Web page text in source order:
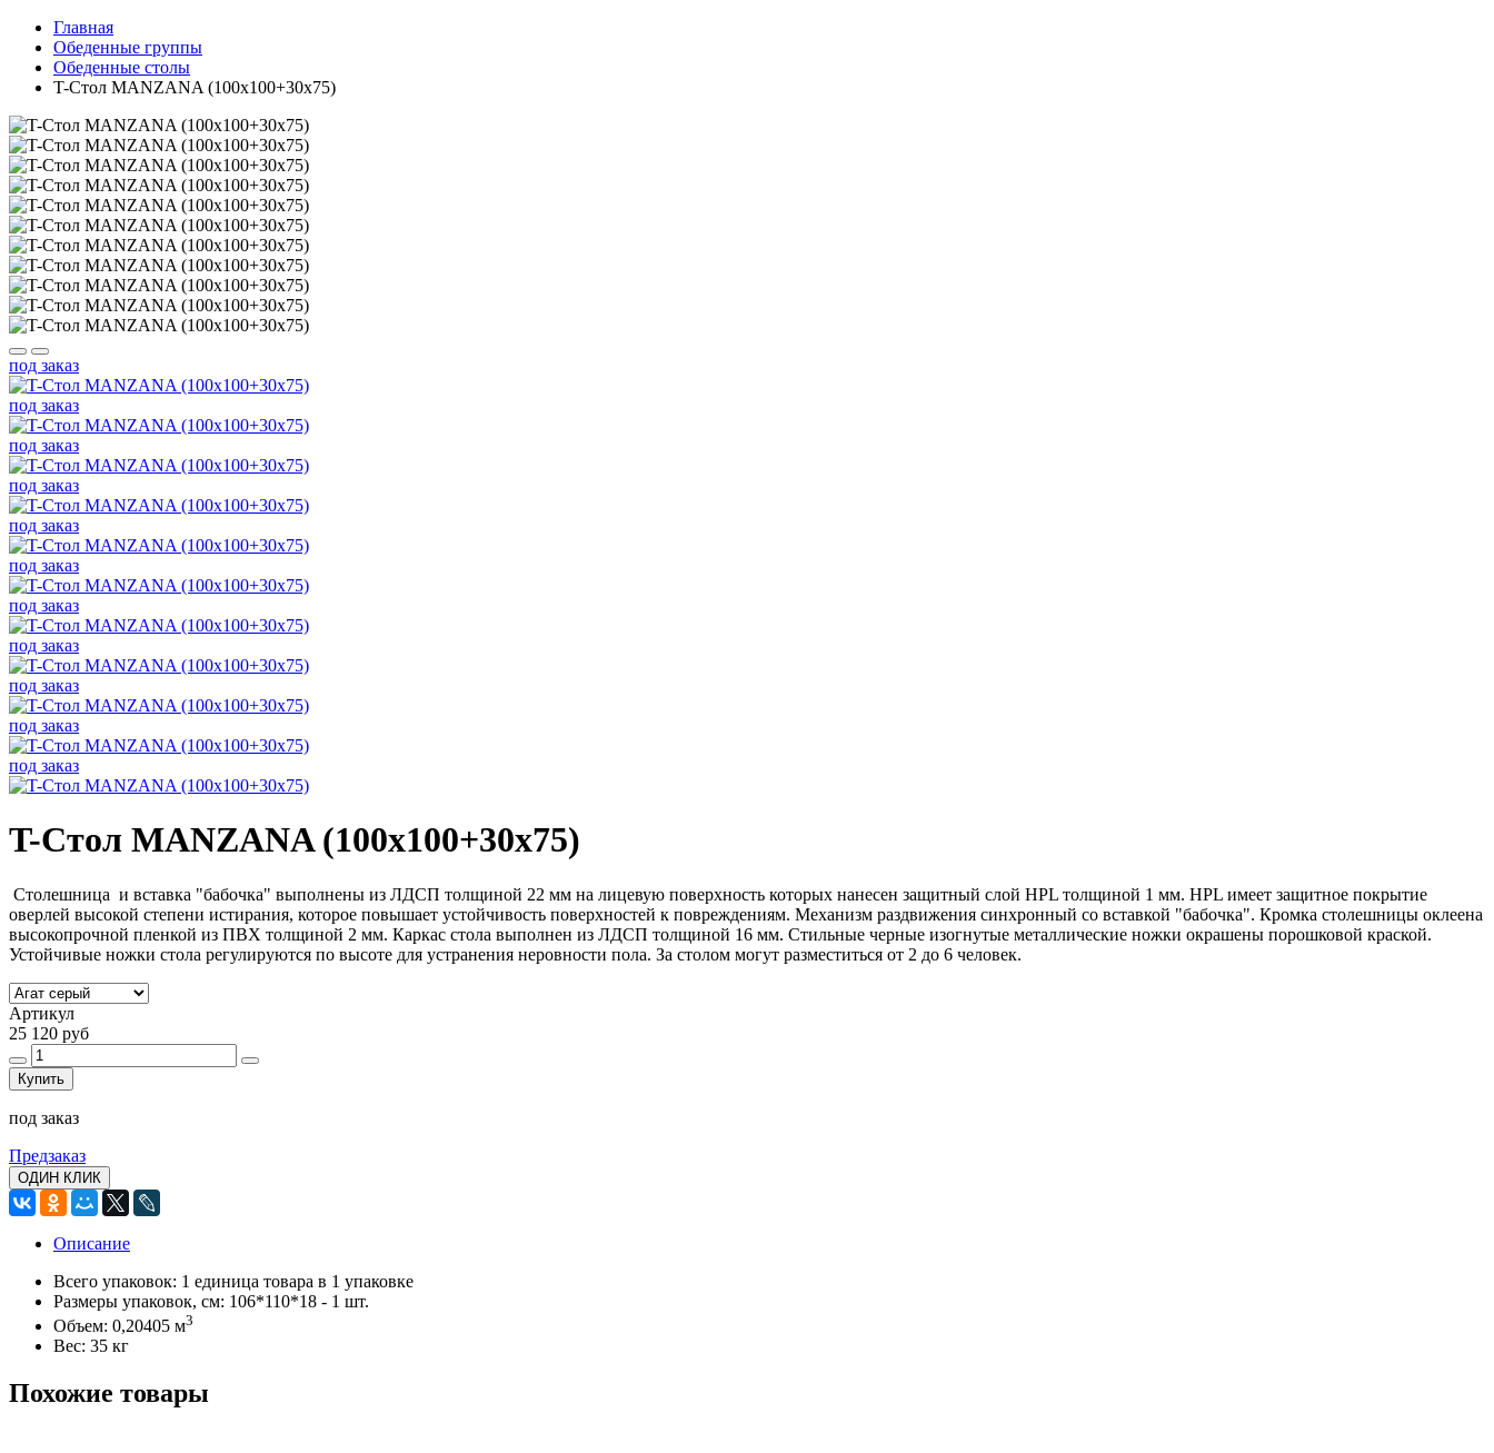
Главная
Обеденные группы
Обеденные столы
T-Стол MANZANA (100х100+30х75)
под заказ
под заказ
под заказ
под заказ
под заказ
под заказ
под заказ
под заказ
под заказ
под заказ
под заказ
T-Стол MANZANA (100х100+30х75)
Столешница и вставка "бабочка" выполнены из ЛДСП толщиной 22 мм на лицевую поверхность которых нанесен защитный слой HPL толщиной 1 мм. HPL имеет защитное покрытие
оверлей высокой степени истирания, которое повышает устойчивость поверхностей к повреждениям. Механизм раздвижения синхронный со вставкой "бабочка". Кромка столешницы оклеена
высокопрочной пленкой из ПВХ толщиной 2 мм. Каркас стола выполнен из ЛДСП толщиной 16 мм. Стильные черные изогнутые металлические ножки окрашены порошковой краской.
Устойчивые ножки стола регулируются по высоте для устранения неровности пола. За столом могут разместиться от 2 до 6 человек.
Артикул
25 120 руб
Купить
под заказ
Предзаказ
ОДИН КЛИК
Описание
Всего упаковок: 1 единица товара в 1 упаковке
Размеры упаковок, см: 106*110*18 - 1 шт.
Объем: 0,20405 м3
Вес: 35 кг
Похожие товары